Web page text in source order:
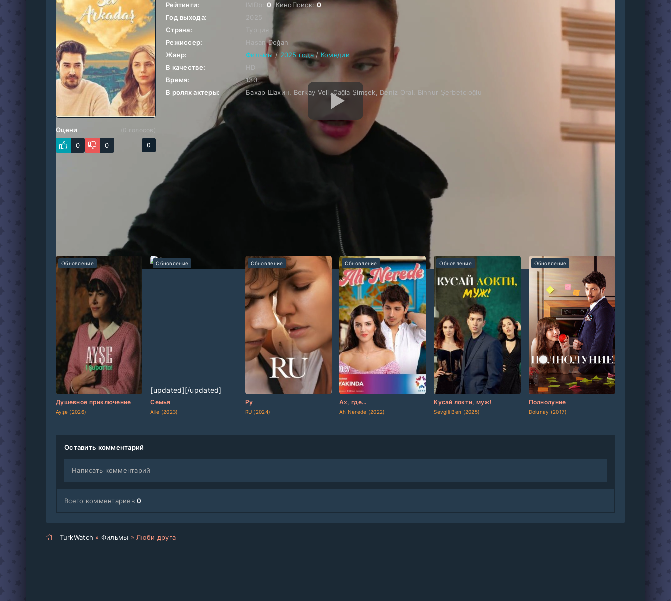
Оцени
0
0
0 голосов)
0
Рейтинги: IMDb: 0, КиноПоиск:0
Год выхода:
2025
Страна:
Турция
Режиссер:
Hasan Doğan
Жанр:
Фильмы/2025 года/ Комедии
В качестве:
HD
Время:
130.
В ролях актеры:
Бахар Шахин, Berkay Veli, Çağla Şimşek, Deniz Oral, Binnur Şerbetçioğlu
Мави — повар, живущая с разведенными родителями. Потеряв работу, она устраивается в ресторан Ашима Азизоглу. Условием получения работы
является дружба с Пелин, проблемной и избалованной внучкой. Несмотря на то, что в прошлом ее увольняли из-за Пелин, Мави соглашается, и
начинается непростое приключение в мире дружбы.
Рекомендуем:
Душевное приключение
Ayşe (2026)
[updated]
Обновление
[/updated]
Семья
Aile (2023)
[updated]
Обновление
[/updated]
Ру
RU (2024)
[updated]
Обновление
[/updated]
Ах, где...
Ah Nerede (2022)
[updated]
Обновление
Кусай локти, муж!
Sevgili Ben (2025)
[updated]
Обновление
[/updated]
Полнолуние
Dolunay (2017)
[updated]
Обновление
[/updated]
Оставить комментарий
Написать комментарий
Всего комментариев0
TurkWatch » Фильмы » Люби друга